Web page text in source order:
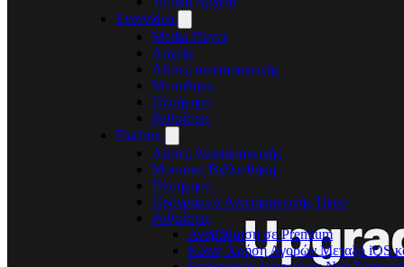
Evervideo
Media Player
Αρχεία
Λίστες αναπαραγωγής
Μεσοθήκη
Πλοήγηση
Ρυθμίσεις
Flacbox
Λίστες Αναπαραγωγής
Μουσική Βιβλιοθήκη
Πλοήγηση
Πρόγραμμα Αναπαραγωγής Ήχου
Ρυθμίσεις
Αναβάθμιση σε Premium
Κοινή Χρήση Αγορών Μεταξύ iOS